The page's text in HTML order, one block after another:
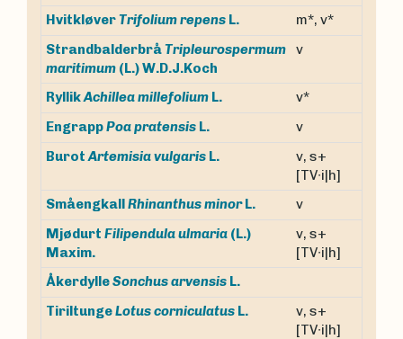
HvitkløverTrifolium repens L.
m*, v*
StrandbalderbråTripleurospermum
maritimum (L.) W.D.J.Koch
v
RyllikAchillea millefolium L.
v*
EngrappPoa pratensis L.
v
Burot Artemisia vulgaris L.
v, s+
[TV∙i|h]
SmåengkallRhinanthus minor L.
v
Mjødurt Filipendula ulmaria (L.)
Maxim.
v, s+
[TV∙i|h]
ÅkerdylleSonchus arvensis L.
TiriltungeLotus corniculatus L.
v, s+
[TV∙i|h]